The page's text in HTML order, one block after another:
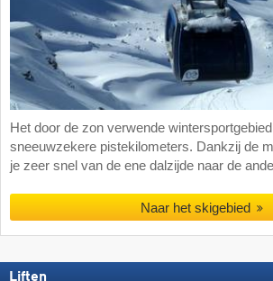
Het door de zon verwende
sneeuwzekere pistekilometers. Dankzij de
je zeer snel van de ene dalzijde naar de
Naar het skigebied
Liften